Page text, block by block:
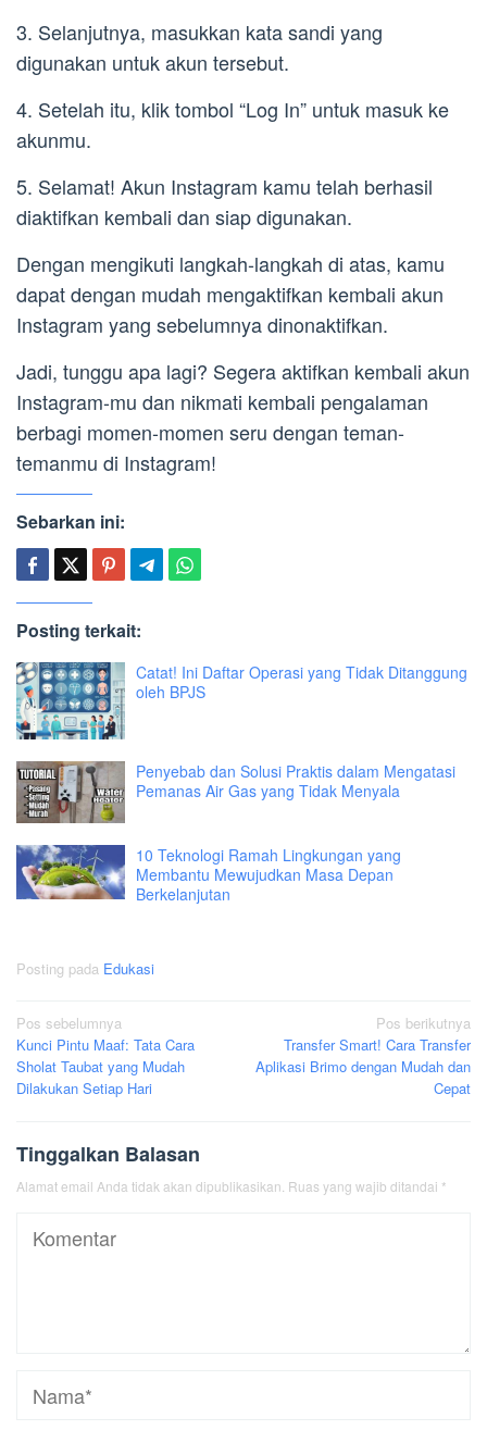
3. Selanjutnya, masukkan kata sandi yang
digunakan untuk akun tersebut.
4. Setelah itu, klik tombol “Log In” untuk masuk ke
akunmu.
5. Selamat! Akun Instagram kamu telah berhasil
diaktifkan kembali dan siap digunakan.
Dengan mengikuti langkah-langkah di atas, kamu
dapat dengan mudah mengaktifkan kembali akun
Instagram yang sebelumnya dinonaktifkan.
Jadi, tunggu apa lagi? Segera aktifkan kembali akun
Instagram-mu dan nikmati kembali pengalaman
berbagi momen-momen seru dengan teman-
temanmu di Instagram!
Sebarkan ini:
Posting terkait:
Catat! Ini Daftar Operasi yang Tidak Ditanggung
oleh BPJS
Penyebab dan Solusi Praktis dalam Mengatasi
Pemanas Air Gas yang Tidak Menyala
10 Teknologi Ramah Lingkungan yang
Membantu Mewujudkan Masa Depan
Berkelanjutan
Posting pada Edukasi
Navigasi
pos
Pos sebelumnya
Kunci Pintu Maaf: Tata Cara
Sholat Taubat yang Mudah
Dilakukan Setiap Hari
Pos berikutnya
Transfer Smart! Cara Transfer
Aplikasi Brimo dengan Mudah dan
Cepat
Tinggalkan Balasan
Alamat email Anda tidak akan dipublikasikan. Ruas yang wajib ditandai *